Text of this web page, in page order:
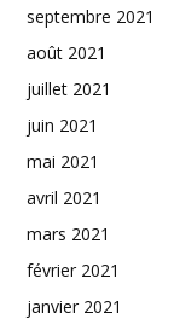
septembre 2021
août 2021
juillet 2021
juin 2021
mai 2021
avril 2021
mars 2021
février 2021
janvier 2021